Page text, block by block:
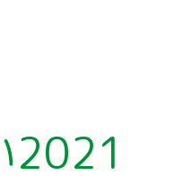
2021